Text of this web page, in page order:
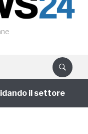
il settore